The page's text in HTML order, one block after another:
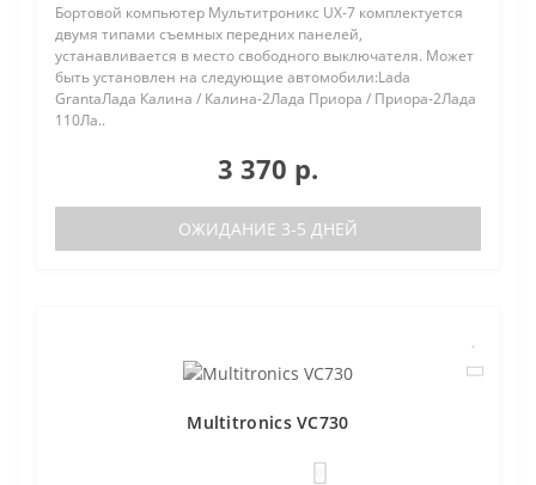
Бортовой компьютер Мультитроникс UX-7 комплектуется
двумя типами съемных передних панелей,
устанавливается в место свободного выключателя. Может
быть установлен на следующие автомобили:Lada
GrantaЛада Калина / Калина-2Лада Приора / Приора-2Лада
110Ла..
3 370 р.
ОЖИДАНИЕ 3-5 ДНЕЙ
Multitronics VC730